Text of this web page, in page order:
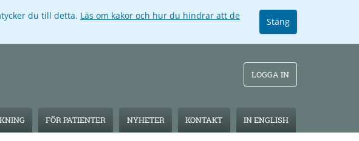
du till detta. Läs om kakor och hur du hindrar att de
Stäng
LOGGA IN
FÖR PATIENTER NYHETER KONTAKT IN ENGLISH